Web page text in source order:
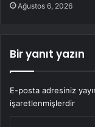
Ağustos 6, 2026
Bir yanıt yazın
E-posta adresiniz
işaretlenmişlerdir